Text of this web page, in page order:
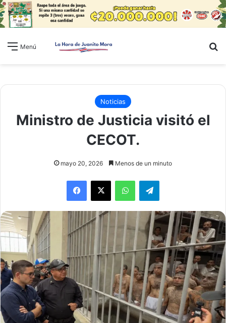
Menú
Noticias
Ministro de Justicia visitó el
CECOT.
mayo 20, 2026 Menos de un minuto
WhatsAppTelegram